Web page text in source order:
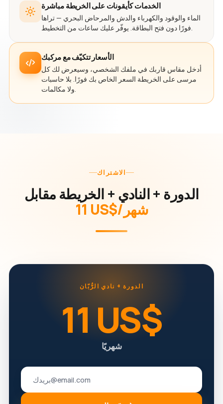
الخدمات كأيقونات على الخريطة مباشرة
الماء والوقود والكهرباء والدش والمرحاض البحري — تراها
فورًا دون فتح البطاقة. يوفّر عليك ساعات من التخطيط.
الأسعار تتكيّف مع مركبك
أدخل مقاس قاربك في ملفك الشخصي، وسيعرض لك كل
مرسى على الخريطة السعر الخاص بك فورًا. بلا حاسبات
ولا مكالمات.
الاشتراك
الدورة + النادي + الخريطة مقابل
‏11 US$/شهر
الدورة + نادي الرُّبّان
‏11 US$
شهريًا